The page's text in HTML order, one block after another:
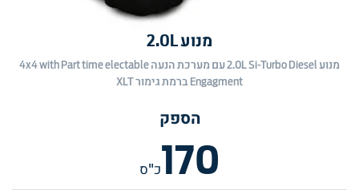
מנוע 2.0L
מנוע 2.0L Si-Turbo Diesel עם מערכת הנעה 4x4 with Part time electable
Engagment ברמת גימור XLT
הספק
170כ"ס